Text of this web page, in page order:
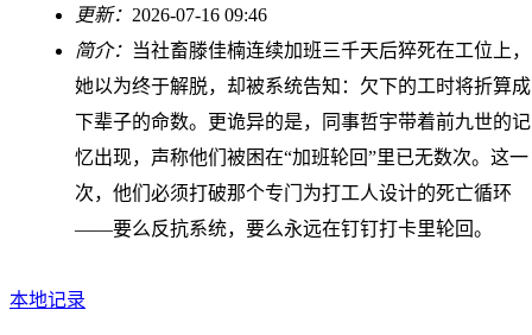
更新： 2026-07-16 09:46
简介： 当社畜滕佳楠连续加班三千天后猝死在工位上，
她以为终于解脱，却被系统告知：欠下的工时将折算成
下辈子的命数。更诡异的是，同事哲宇带着前九世的记
忆出现，声称他们被困在“加班轮回”里已无数次。这一
次，他们必须打破那个专门为打工人设计的死亡循环
——要么反抗系统，要么永远在钉钉打卡里轮回。
本地记录